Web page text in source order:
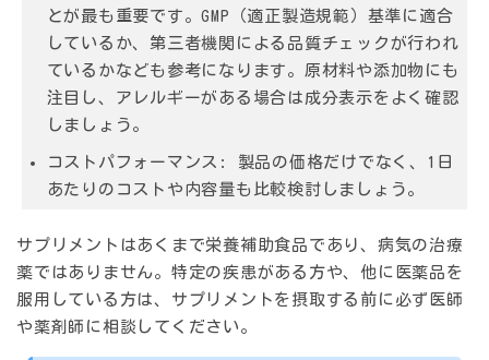
とが最も重要です。GMP（適正製造規範）基準に適合
しているか、第三者機関による品質チェックが行われ
ているかなども参考になります。原材料や添加物にも
注目し、アレルギーがある場合は成分表示をよく確認
しましょう。
コストパフォーマンス:
製品の価格だけでなく、1日
あたりのコストや内容量も比較検討しましょう。
サプリメントはあくまで栄養補助食品であり、病気の治療
薬ではありません。特定の疾患がある方や、他に医薬品を
服用している方は、サプリメントを摂取する前に必ず医師
や薬剤師に相談してください。